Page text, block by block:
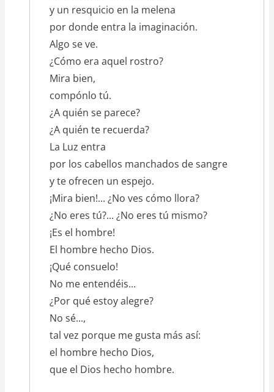
y un resquicio en la melena
por donde entra la imaginación.
Algo se ve.
¿Cómo era aquel rostro?
Mira bien,
compónlo tú.
¿A quién se parece?
¿A quién te recuerda?
La Luz entra
por los cabellos manchados de sangre
y te ofrecen un espejo.
¡Mira bien!... ¿No ves cómo llora?
¿No eres tú?... ¿No eres tú mismo?
¡Es el hombre!
El hombre hecho Dios.
¡Qué consuelo!
No me entendéis...
¿Por qué estoy alegre?
No sé...,
tal vez porque me gusta más así:
el hombre hecho Dios,
que el Dios hecho hombre.